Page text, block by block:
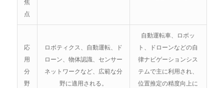
焦
点
応
用
分
野
ロボティクス、自動運転、ド
ローン、物体認識、センサー
ネットワークなど、広範な分
野に適用される。
自動運転車、ロボッ
ト、ドローンなどの自
律ナビゲーションシス
テムで主に利用され、
位置推定の精度向上に